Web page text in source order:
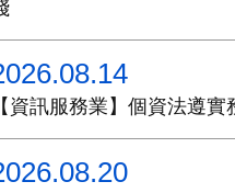
資訊服務業】個資法遵實